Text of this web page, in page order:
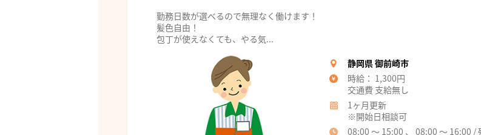
勤務日数が選べるので無理なく働けます！
髪色自由！
包丁が使えなくても、やる気...
静岡県 御前崎市
時給： 1,300円
交通費 支給無し
1ヶ月更新
※開始日相談可
08:00 ～ 15:00 、 08:00 ～ 16:00 /